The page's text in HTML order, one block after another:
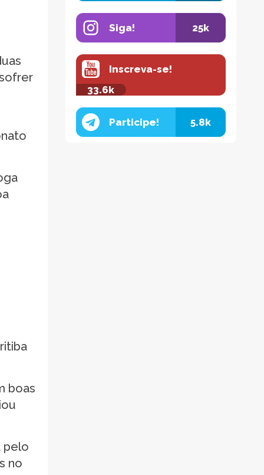
boas
pelo
no
Siga! 25k
Inscreva-se!
33.6k
Participe! 5.8k